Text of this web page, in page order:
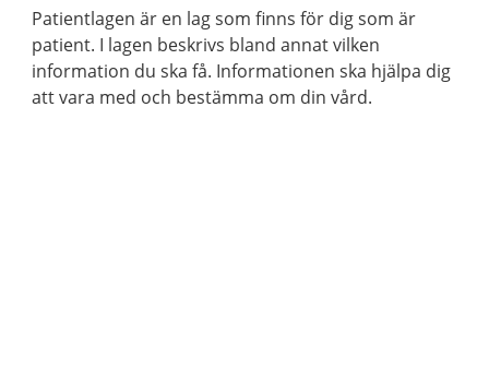
Patientlagen är en lag som finns för dig som är
patient. I lagen beskrivs bland annat vilken
information du ska få. Informationen ska hjälpa dig
att vara med och bestämma om din vård.